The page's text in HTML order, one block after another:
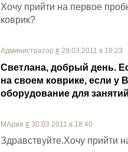
Хочу прийти на первое
коврик?
Администратор # 29.03.2011 в 10:23
Светлана, добрый день.
на своем коврике, если у
оборудование для
МАрия # 30.03.2011 в 18:40
Здравствуйте.Хочу прийти